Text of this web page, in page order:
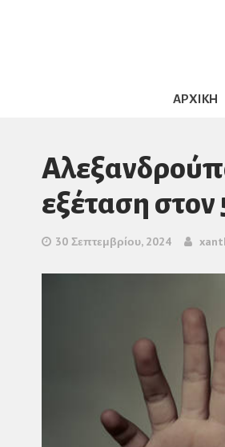
ΑΡΧΙΚΗ
εξέταση στον
30 Σεπτεμβρίου, 2024